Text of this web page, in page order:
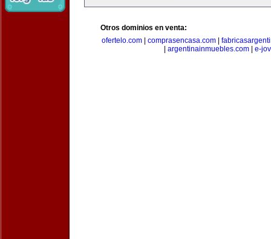
Otros dominios en venta:
ofertelo.com| comprasencasa.com|
argentinainmuebles.com e-